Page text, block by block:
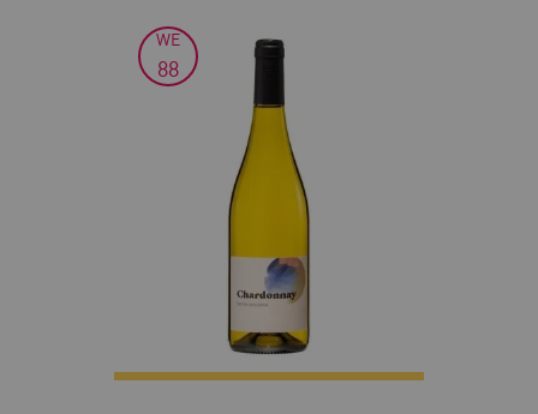
WE
88